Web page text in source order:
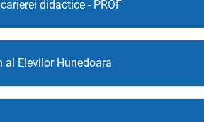
didactice - PROF
al Elevilor Hunedoara